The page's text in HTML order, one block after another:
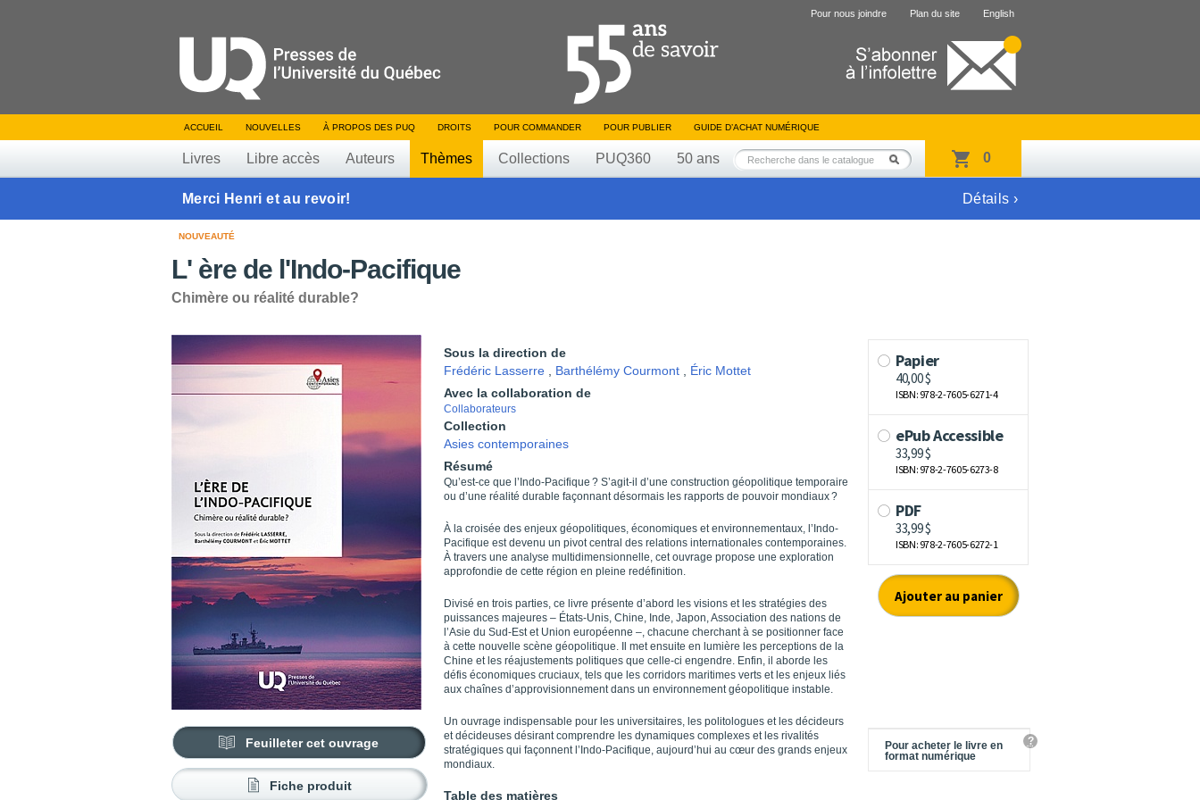
Pour nous joindre Plan du site English
ACCUEIL NOUVELLES À PROPOS DES PUQ DROITS POUR COMMANDER POUR PUBLIER GUIDE D’ACHAT NUMÉRIQUE
Livres Libre accès Auteurs Thèmes Collections PUQ360 50 ans 0
Merci Henri et au revoir! Détails ›
NOUVEAUTÉ
L' ère de l'Indo-Pacifique
Chimère ou réalité durable?
Feuilleter cet ouvrage
Fiche produit
Sous la direction de
Frédéric Lasserre
Barthélémy Courmont
Éric Mottet
Avec la collaboration de
Collaborateurs
Collection
Asies contemporaines
Résumé
Qu’est-ce que l’Indo-Pacifique ? S’agit-il d’une construction géopolitique temporaire
ou d’une réalité durable façonnant désormais les rapports de pouvoir mondiaux ?
À la croisée des enjeux géopolitiques, économiques et environnementaux, l’Indo-
Pacifique est devenu un pivot central des relations internationales contemporaines.
À travers une analyse multidimensionnelle, cet ouvrage propose une exploration
approfondie de cette région en pleine redéfinition.
Divisé en trois parties, ce livre présente d’abord les visions et les stratégies des
puissances majeures – États-Unis, Chine, Inde, Japon, Association des nations de
l’Asie du Sud-Est et Union européenne –, chacune cherchant à se positionner face
à cette nouvelle scène géopolitique. Il met ensuite en lumière les perceptions de la
Chine et les réajustements politiques que celle-ci engendre. Enfin, il aborde les
défis économiques cruciaux, tels que les corridors maritimes verts et les enjeux liés
aux chaînes d’approvisionnement dans un environnement géopolitique instable.
Un ouvrage indispensable pour les universitaires, les politologues et les décideurs
et décideuses désirant comprendre les dynamiques complexes et les rivalités
straté­giques qui façonnent l’Indo-Pacifique, aujourd’hui au cœur des grands enjeux
mondiaux.
Table des matières
Pour acheter le livre en
format numérique
?